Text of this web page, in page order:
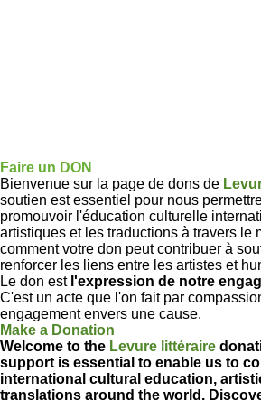
Faire un DON
Bienvenue sur la page de dons de
soutien est essentiel pour nous
promouvoir l'éducation culturelle
artistiques et les traductions à travers le
comment votre don peut contribuer à
renforcer les liens entre les artistes et
Le don est l'expression de notre
C'est un acte que l'on fait par
engagement envers une cause.
Make a Donation
Welcome to the Levure littéraire
support is essential to enable us to
international cultural education,
translations around the world.